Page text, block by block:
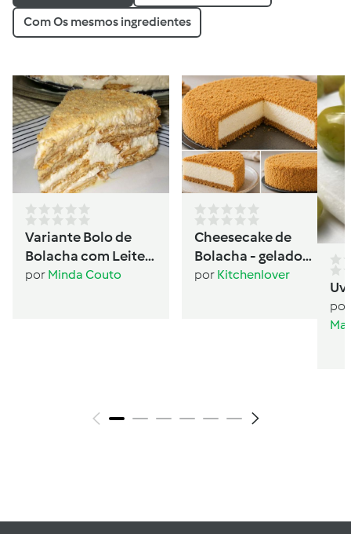
Com Os mesmos ingredientes
Variante Bolo de
Bolacha com Leite
Condensado
por Minda Couto
Cheesecake de
Bolacha - gelado
sanduíche
por Kitchenlover
por